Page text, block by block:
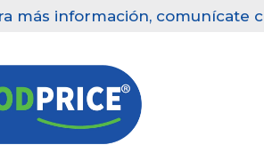
información, comunícate